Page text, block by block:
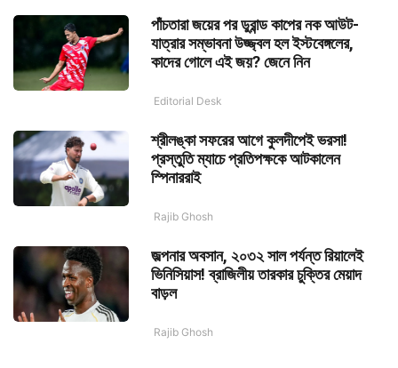
পাঁচতারা জয়ের পর ডুরান্ড কাপের নক আউট-
যাত্রার সম্ভাবনা উজ্জ্বল হল ইস্টবেঙ্গলের,
কাদের গোলে এই জয়? জেনে নিন
Editorial Desk
শ্রীলঙ্কা সফরের আগে কুলদীপেই ভরসা!
প্রস্তুতি ম্যাচে প্রতিপক্ষকে আটকালেন
স্পিনাররাই
Rajib Ghosh
জল্পনার অবসান, ২০৩২ সাল পর্যন্ত রিয়ালেই
ভিনিসিয়াস! ব্রাজিলীয় তারকার চুক্তির মেয়াদ
বাড়ল
Rajib Ghosh